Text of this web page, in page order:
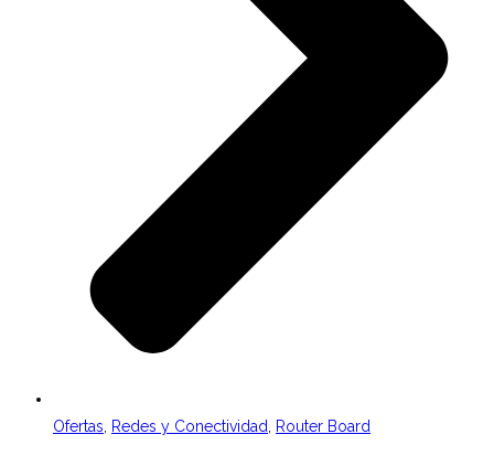
Ofertas, Redes y Conectividad, Router Board